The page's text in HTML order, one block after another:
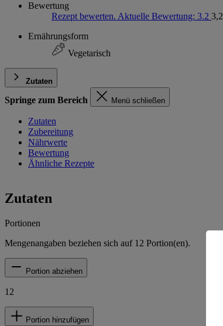
Bewertung
Rezept bewerten. Aktuelle Bewertung: 3.2 3,2
Ernährungsform
Vegetarisch
Zutaten
Springe zum Bereich Menü schließen
Zutaten
Zubereitung
Nährwerte
Bewertung
Ähnliche Rezepte
Zutaten
Portionen
Mengenangaben beziehen sich auf 12 Portion(en).
Portion abziehen
12
Portion hinzufügen